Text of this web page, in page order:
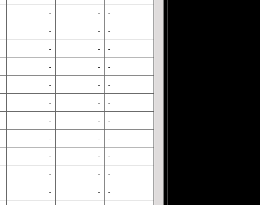
- - -
- - -
- - -
- - -
- - -
- - -
- - -
- - -
- - -
- - -
- - -